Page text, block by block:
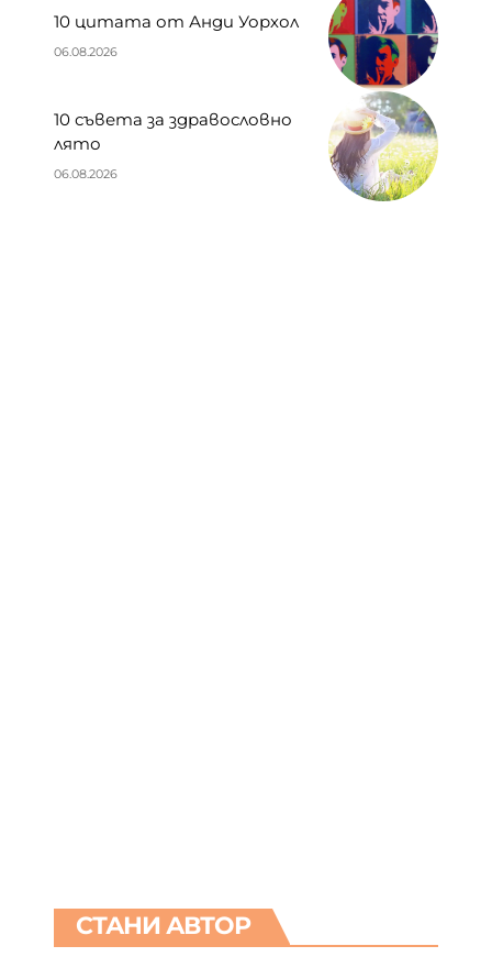
10 цитата от Анди Уорхол
06.08.2026
10 съвета за здравословно
лято
06.08.2026
СТАНИ АВТОР